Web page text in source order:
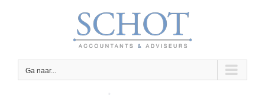
Ga naar...